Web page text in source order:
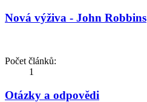
Nová výživa - John Robbins
Počet článků:
1
Otázky a odpovědi